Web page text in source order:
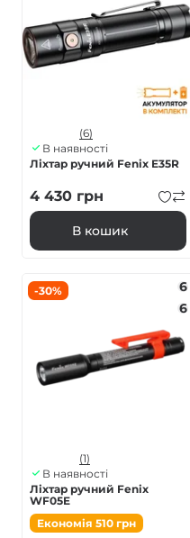
(6)
В наявності
Ліхтар ручний Fenix E35R
4 430 грн
В кошик
-30%
6
6
(1)
В наявності
Ліхтар ручний Fenix
WF05E
Економія 510 грн